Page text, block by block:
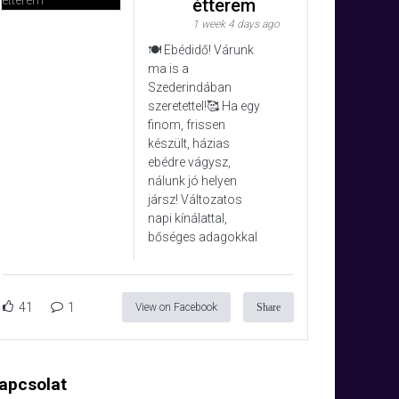
étterem
1 week 4 days ago
🍽️ Ebédidő! Várunk
ma is a
Szederindában
szeretettel!🥰 Ha egy
finom, frissen
készült, házias
ebédre vágysz,
nálunk jó helyen
jársz! Változatos
napi kínálattal,
bőséges adagokkal
41 1 View on Facebook Share